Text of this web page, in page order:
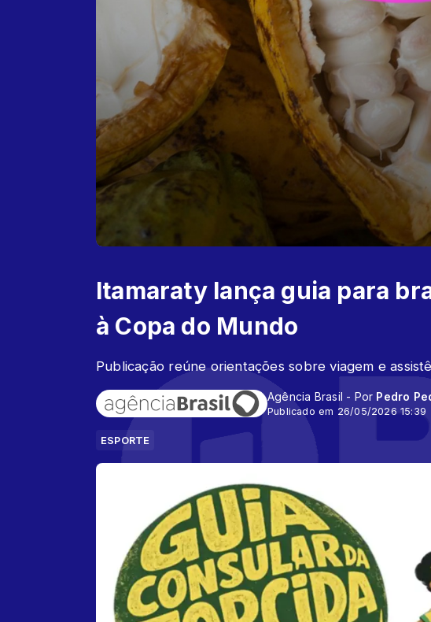
Itamaraty lança guia para
à Copa do Mundo
Publicação reúne orientações sobre viagem e
Agência Brasil - Por Pedro
Publicado em 26/05/2026 15:39
ESPORTE